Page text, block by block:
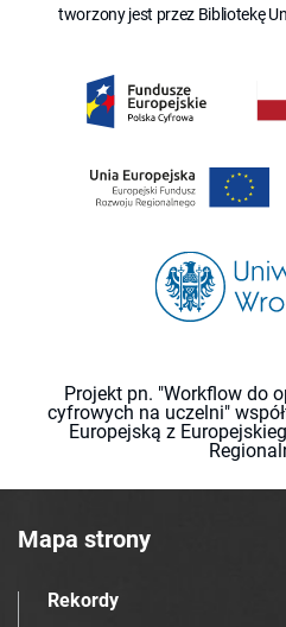
tworzony jest przez Bibliotekę
Projekt pn. "Workflow do
cyfrowych na uczelni"
Europejską z
Mapa strony
Rekordy